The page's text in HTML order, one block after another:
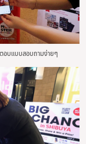
อบแบบสอบถามง่ายๆ